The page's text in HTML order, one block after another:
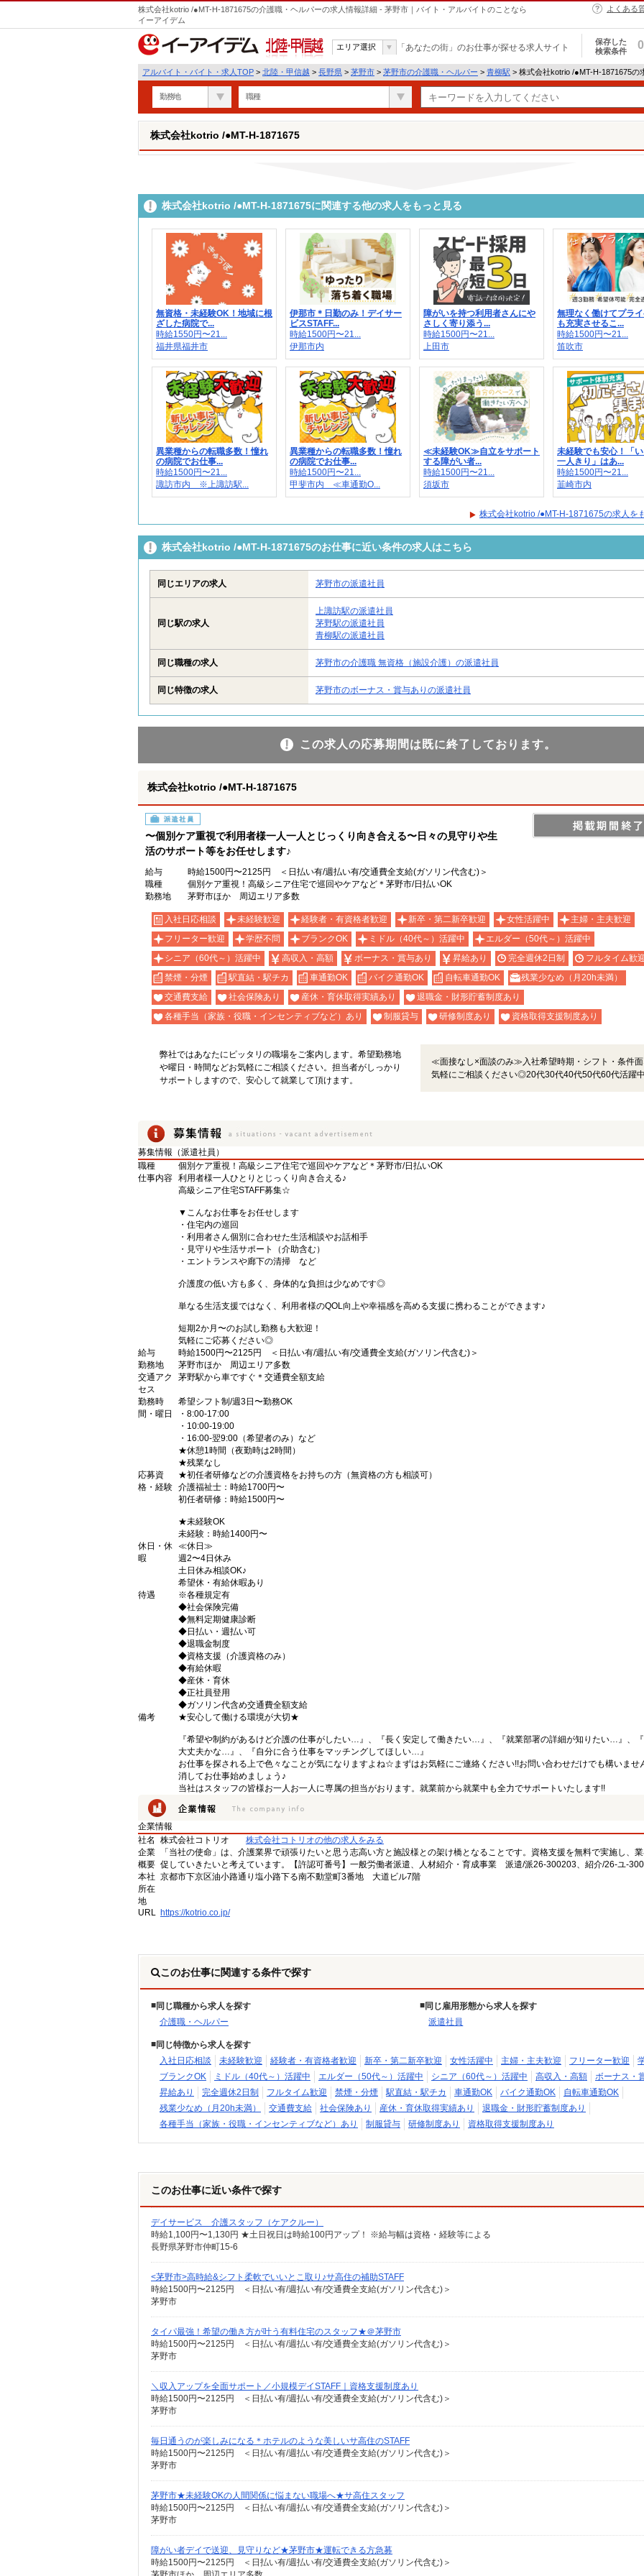
株式会社kotrio /●MT-H-1871675の介護職・ヘルパーの求人情報詳細 - 茅野市｜バイト・アルバイトのことなら
イーアイデム
よくある
北陸・甲信越
エリア選択 「あなたの街」のお仕事が探せる求人サイト
保存した
検索条件
0
アルバイト・バイト・求人TOP > 北陸・甲信越 > 長野県 > 茅野市 > 茅野市の介護職・ヘルパー > 青柳駅 > 株式会社kotrio /●MT-H-1871675の
勤務地 職種
株式会社kotrio /●MT-H-1871675
株式会社kotrio /●MT-H-1871675に関連する他の求人をもっと見る
無資格・未経験OK！地域に根
ざした病院で...
時給1550円〜21...
福井県福井市
伊那市＊日勤のみ！デイサー
ビスSTAFF...
時給1500円〜21...
伊那市内
障がいを持つ利用者さんにや
さしく寄り添う...
時給1500円〜21...
上田市
無理なく働けてプラ
も充実させるこ...
時給1500円〜21...
笛吹市
異業種からの転職多数！憧れ
の病院でお仕事...
時給1500円〜21...
諏訪市内 ※上諏訪駅...
異業種からの転職多数！憧れ
の病院でお仕事...
時給1500円〜21...
甲斐市内 ≪車通勤O...
≪未経験OK≫自立をサポート
する障がい者...
時給1500円〜21...
須坂市
未経験でも安心！「
一人きり」はあ...
時給1500円〜21...
韮崎市内
株式会社kotrio /●MT-H-1871675の求人を
株式会社kotrio /●MT-H-1871675のお仕事に近い条件の求人はこちら
同じエリアの求人 茅野市の派遣社員
同じ駅の求人
上諏訪駅の派遣社員
茅野駅の派遣社員
青柳駅の派遣社員
同じ職種の求人 茅野市の介護職 無資格（施設介護）の派遣社員
同じ特徴の求人 茅野市のボーナス・賞与ありの派遣社員
この求人の応募期間は既に終了しております。
株式会社kotrio /●MT-H-1871675
派遣社員
〜個別ケア重視で利用者様一人一人とじっくり向き合える〜日々の見守りや生
活のサポート等をお任せします♪
給与
時給1500円〜2125円 ＜日払い有/週払い有/交通費全支給(ガソリン代含む)＞
職種
個別ケア重視！高級シニア住宅で巡回やケアなど＊茅野市/日払いOK
勤務地
茅野市ほか 周辺エリア多数
入社日応相談 未経験歓迎 経験者・有資格者歓迎 新卒・第二新卒歓迎 女性活躍中
主婦・主夫歓迎
フリーター歓迎
学歴不問 ブランクOK ミドル（40代～）活躍中
エルダー（50代～）活躍中
シニア（60代～）活躍中
高収入・高額 ボーナス・賞与あり 昇給あり 完全週休2日制
フルタイム歓
禁煙・分煙
駅直結・駅チカ 車通勤OK バイク通勤OK 自転車通勤OK
残業少なめ（月20h未満）
交通費支給
社会保険あり 産休・育休取得実績あり
退職金・財形貯蓄制度あり
各種手当（家族・役職・インセンティブなど）あり
制服貸与 研修制度あり 資格取得支援制度あり
弊社ではあなたにピッタリの職場をご案内します。希望勤務地
や曜日・時間などお気軽にご相談ください。担当者がしっかり
サポートしますので、安心して就業して頂けます。
≪面接なし×面談のみ≫入社希望時期・シフト・条件
気軽にご相談ください◎20代30代40代50代60代活躍
募集情報（派遣社員）
職種
個別ケア重視！高級シニア住宅で巡回やケアなど＊茅野市/日払いOK
仕事内容 利用者様一人ひとりとじっくり向き合える♪
高級シニア住宅STAFF募集☆
▼こんなお仕事をお任せします
・住宅内の巡回
・利用者さん個別に合わせた生活相談やお話相手
・見守りや生活サポート（介助含む）
・エントランスや廊下の清掃 など
介護度の低い方も多く、身体的な負担は少なめです◎
単なる生活支援ではなく、利用者様のQOL向上や幸福感を高める支援に携わることができます♪
短期2か月〜のお試し勤務も大歓迎！
気軽にご応募ください◎
給与
時給1500円〜2125円 ＜日払い有/週払い有/交通費全支給(ガソリン代含む)＞
勤務地
茅野市ほか 周辺エリア多数
交通アク
セス
茅野駅から車ですぐ＊交通費全額支給
勤務時
間・曜日
希望シフト制/週3日〜勤務OK
・8:00-17:00
・10:00-19:00
・16:00-翌9:00（希望者のみ）など
★休憩1時間（夜勤時は2時間）
★残業なし
応募資
格・経験
★初任者研修などの介護資格をお持ちの方（無資格の方も相談可）
介護福祉士：時給1700円〜
初任者研修：時給1500円〜
★未経験OK
未経験：時給1400円〜
休日・休
暇
≪休日≫
週2〜4日休み
土日休み相談OK♪
希望休・有給休暇あり
待遇
※各種規定有
◆社会保険完備
◆無料定期健康診断
◆日払い・週払い可
◆退職金制度
◆資格支援（介護資格のみ）
◆有給休暇
◆産休・育休
◆正社員登用
◆ガソリン代含め交通費全額支給
備考
★安心して働ける環境が大切★
『希望や制約があるけど介護の仕事がしたい…』、『長く安定して働きたい…』、『就業部署の詳細が知りたい…』、
大丈夫かな…』、『自分に合う仕事をマッチングしてほしい…』
お仕事を探される上で色々なことが気になりますよね☆まずはお気軽にご連絡ください!!お問い合わせだけでも構いませ
消してお仕事始めましょう♪
当社はスタッフの皆様お一人お一人に専属の担当がおります。就業前から就業中も全力でサポートいたします!!
企業情報
社名
株式会社コトリオ
株式会社コトリオの他の求人をみる
企業
概要
「当社の使命」は、介護業界で頑張りたいと思う志高い方と施設様との架け橋となることです。資格支援を無料で実施し、
促していきたいと考えています。【許認可番号】一般労働者派遣、人材紹介・育成事業 派遣/派26-300203、紹介/26-ユ-
本社
所在
地
京都市下京区油小路通り塩小路下る南不動堂町3番地 大道ビル7階
URL https://kotrio.co.jp/
このお仕事に関連する条件で探す
同じ職種から求人を探す
介護職・ヘルパー
同じ雇用形態から求人を探す
派遣社員
同じ特徴から求人を探す
入社日応相談
未経験歓迎 経験者・有資格者歓迎 新卒・第二新卒歓迎 女性活躍中 主婦・主夫歓迎 フリーター歓迎
ブランクOK
ミドル（40代～）活躍中 エルダー（50代～）活躍中 シニア（60代～）活躍中 高収入・高額
ボーナス・
昇給あり
完全週休2日制 フルタイム歓迎 禁煙・分煙 駅直結・駅チカ 車通勤OK バイク通勤OK
自転車通勤OK
残業少なめ（月20h未満）
交通費支給 社会保険あり 産休・育休取得実績あり
退職金・財形貯蓄制度あり
各種手当（家族・役職・インセンティブなど）あり
制服貸与 研修制度あり 資格取得支援制度あり
このお仕事に近い条件で探す
デイサービス 介護スタッフ（ケアクルー）
時給1,100円〜1,130円 ★土日祝日は時給100円アップ！ ※給与幅は資格・経験等による
長野県茅野市仲町15-6
<茅野市>高時給&シフト柔軟でいいとこ取り♪サ高住の補助STAFF
時給1500円〜2125円 ＜日払い有/週払い有/交通費全支給(ガソリン代含む)＞
茅野市
タイパ最強！希望の働き方が叶う有料住宅のスタッフ★＠茅野市
時給1500円〜2125円 ＜日払い有/週払い有/交通費全支給(ガソリン代含む)＞
茅野市
＼収入アップを全面サポート／小規模デイSTAFF｜資格支援制度あり
時給1500円〜2125円 ＜日払い有/週払い有/交通費全支給(ガソリン代含む)＞
茅野市
毎日通うのが楽しみになる＊ホテルのような美しいサ高住のSTAFF
時給1500円〜2125円 ＜日払い有/週払い有/交通費全支給(ガソリン代含む)＞
茅野市
茅野市★未経験OKの人間関係に悩まない職場へ★サ高住スタッフ
時給1500円〜2125円 ＜日払い有/週払い有/交通費全支給(ガソリン代含む)＞
茅野市
障がい者デイで送迎、見守りなど★茅野市★運転できる方急募
時給1500円〜2125円 ＜日払い有/週払い有/交通費全支給(ガソリン代含む)＞